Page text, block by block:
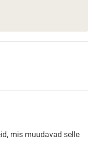
mis muudavad selle